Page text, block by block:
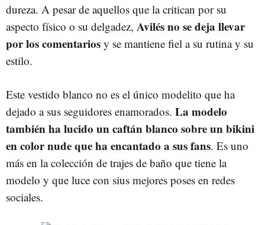
dureza. A pesar de aquellos que la critican por su
aspecto físico o su delgadez, Avilés no se deja llevar
por los comentarios y se mantiene fiel a su rutina y su
estilo.
Este vestido blanco no es el único modelito que ha
dejado a sus seguidores enamorados. La modelo
también ha lucido un caftán blanco sobre un bikini
en color nude que ha encantado a sus fans. Es uno
más en la colección de trajes de baño que tiene la
modelo y que luce con sius mejores poses en redes
sociales.